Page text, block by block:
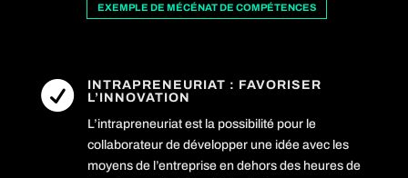
EXEMPLE DE MÉCÉNAT DE COMPÉTENCES

INTRAPRENEURIAT : FAVORISER
L’INNOVATION
L’intrapreneuriat est la possibilité pour le
collaborateur de développer une idée avec les
moyens de l’entreprise en dehors des heures de